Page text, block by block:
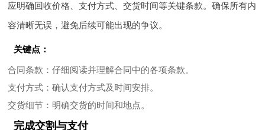
应明确回收价格、支付方式、交货时间等关键条款。确保所有内
容清晰无误，避免后续可能出现的争议。
关键点：
合同条款 ：仔细阅读并理解合同中的各项条款。
支付方式 ：确认支付方式及时间安排。
交货细节 ：明确交货的时间和地点。
完成交割与支付